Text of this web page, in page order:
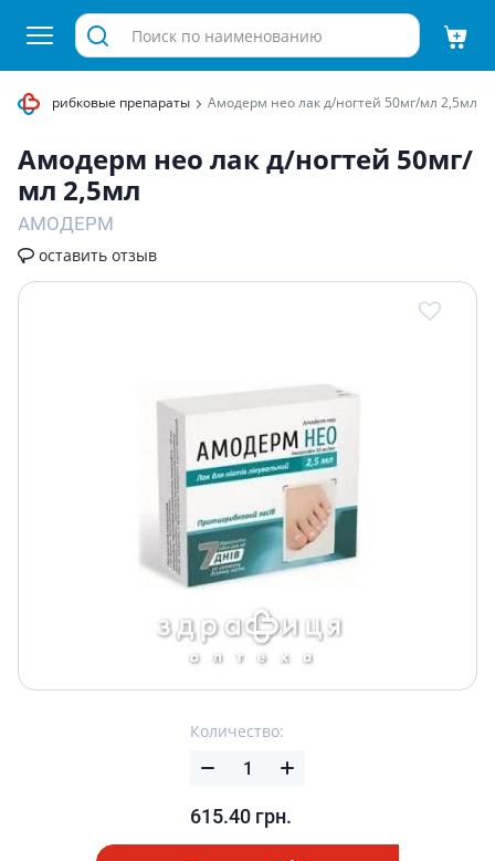
препараты Амодерм нео лак д/ногтей 50мг/мл 2,5мл
Амодерм нео лак д/ногтей 50мг/
мл 2,5мл
АМОДЕРМ
оставить отзыв
Количество:
615.40 грн.